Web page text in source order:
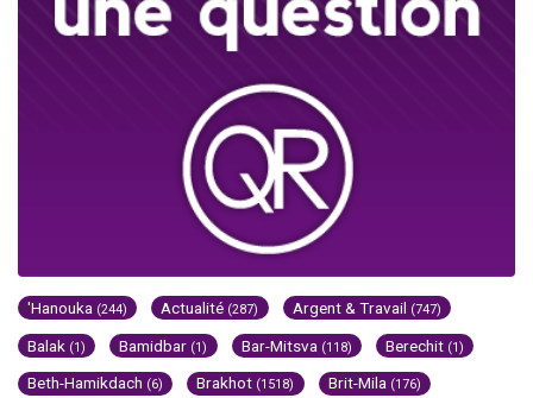
'Hanouka (244) Actualité (287) Argent & Travail (747)
Balak (1) Bamidbar (1) Bar-Mitsva (118) Berechit (1)
Beth-Hamikdach (6) Brakhot (1518) Brit-Mila (176)